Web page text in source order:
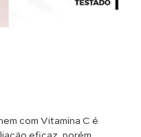
com Vitamina C é